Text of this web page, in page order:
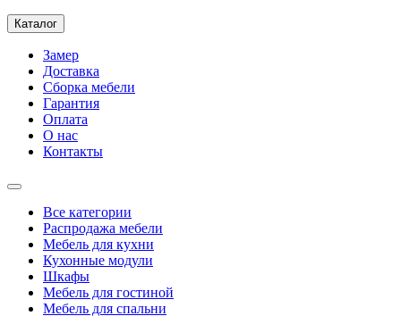
Каталог
Замер
Доставка
Сборка мебели
Гарантия
Оплата
О нас
Контакты
Все категории
Распродажа мебели
Мебель для кухни
Кухонные модули
Шкафы
Мебель для гостиной
Мебель для спальни